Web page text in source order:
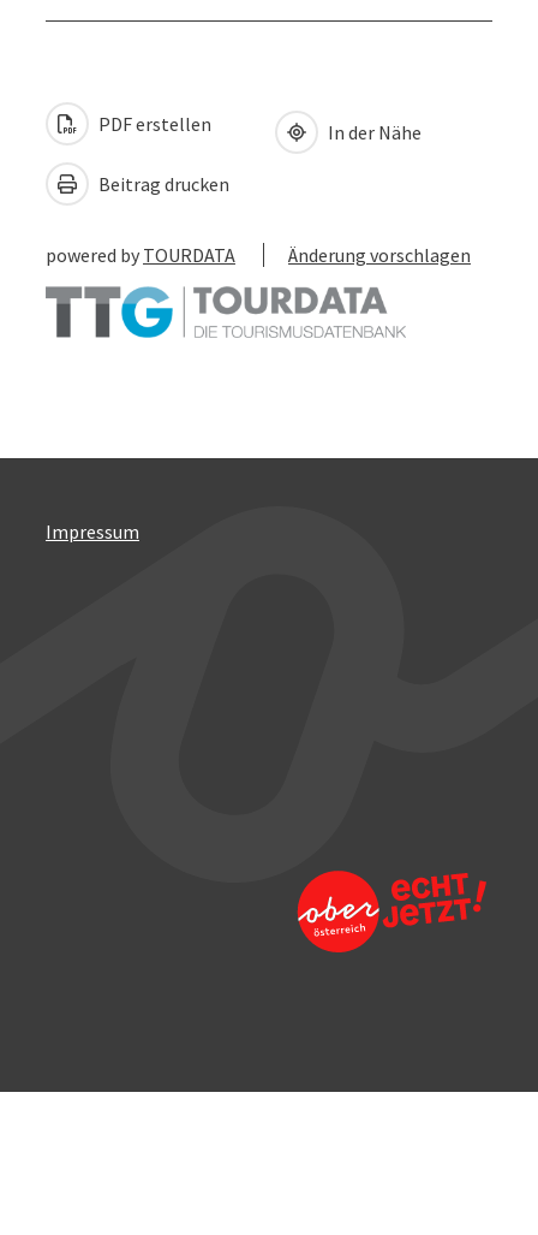
PDF erstellen
Beitrag drucken
In der Nähe
powered by TOURDATA Änderung vorschlagen
Impressum